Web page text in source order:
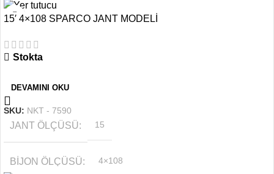
15′ 4×108 SPARCO JANT MODELİ
Stokta
DEVAMINI OKU
SKU: NKT - 7590
JANT ÖLÇÜSÜ 15
BIJON ÖLÇÜSÜ 4×108